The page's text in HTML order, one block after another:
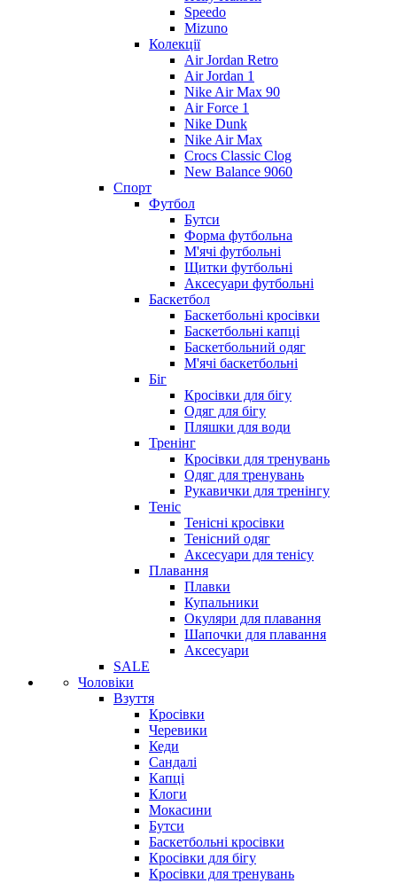
Speedo
Mizuno
Колекції
Air Jordan Retro
Air Jordan 1
Nike Air Max 90
Air Force 1
Nike Dunk
Nike Air Max
Crocs Classic Clog
New Balance 9060
Спорт
Футбол
Бутси
Форма футбольна
М'ячі футбольні
Щитки футбольні
Аксесуари футбольні
Баскетбол
Баскетбольні кросівки
Баскетбольні капці
Баскетбольний одяг
М'ячі баскетбольні
Біг
Кросівки для бігу
Одяг для бігу
Пляшки для води
Тренінг
Кросівки для тренувань
Одяг для тренувань
Рукавички для тренінгу
Теніс
Тенісні кросівки
Тенісний одяг
Аксесуари для тенісу
Плавання
Плавки
Купальники
Окуляри для плавання
Шапочки для плавання
Аксесуари
SALE
Чоловіки
Взуття
Кросівки
Черевики
Кеди
Сандалі
Капці
Клоги
Мокасини
Бутси
Баскетбольні кросівки
Кросівки для бігу
Кросівки для тренувань